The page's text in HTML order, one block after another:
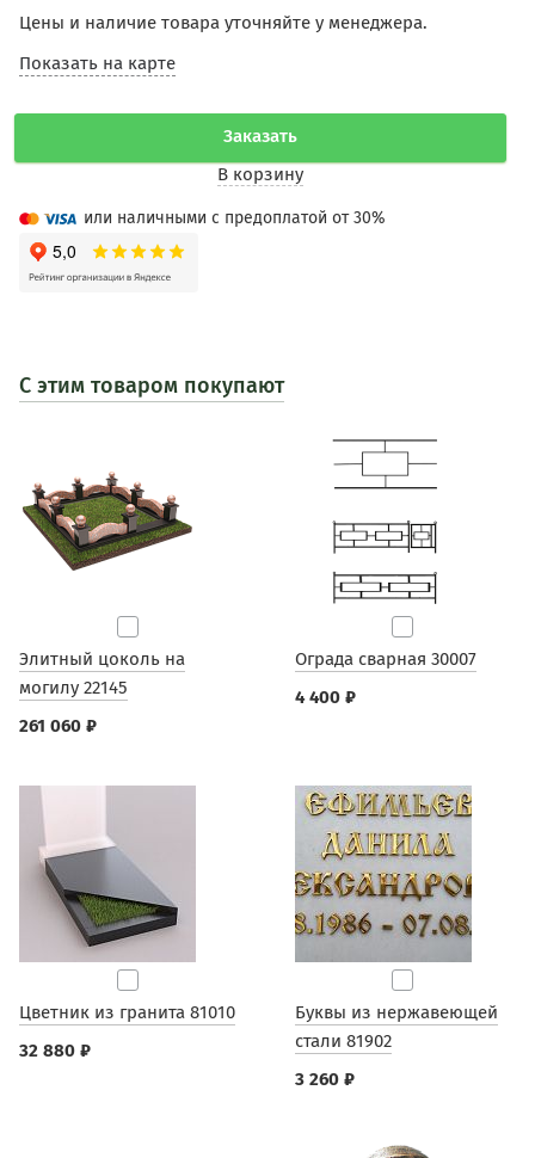
Цены и наличие товара уточняйте у менеджера.
Показать на карте
Заказать
В корзину
или наличными с предоплатой от 30%
С этим товаром покупают
Элитный цоколь на
могилу 22145
261 060 ₽
Ограда сварная 30007
4 400 ₽
Цветник из гранита 81010
32 880 ₽
Буквы из нержавеющей
стали 81902
3 260 ₽